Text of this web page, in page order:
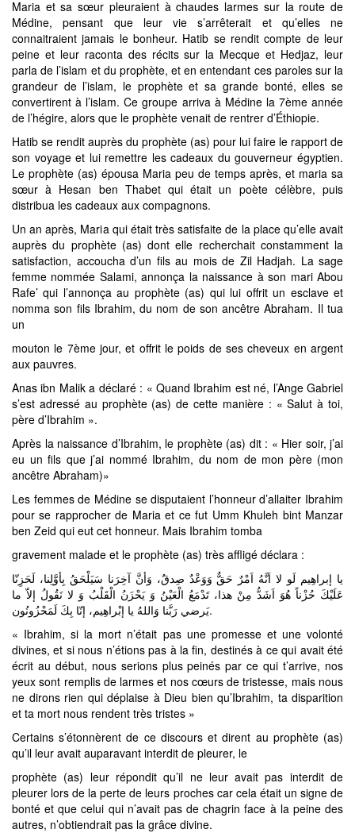
Maria et sa sœur pleuraient à chaudes larmes sur la route de
Médine, pensant que leur vie s’arrêterait et qu’elles ne
connaitraient jamais le bonheur. Hatib se rendit compte de leur
peine et leur raconta des récits sur la Mecque et Hedjaz, leur
parla de l’islam et du prophète, et en entendant ces paroles sur la
grandeur de l’islam, le prophète et sa grande bonté, elles se
convertirent à l’islam. Ce groupe arriva à Médine la 7ème année
de l’hégire, alors que le prophète venait de rentrer d’Éthiopie.
Hatib se rendit auprès du prophète (as) pour lui faire le rapport de
son voyage et lui remettre les cadeaux du gouverneur égyptien.
Le prophète (as) épousa Maria peu de temps après, et maria sa
sœur à Hesan ben Thabet qui était un poète célèbre, puis
distribua les cadeaux aux compagnons.
Un an après, Maria qui était très satisfaite de la place qu’elle avait
auprès du prophète (as) dont elle recherchait constamment la
satisfaction, accoucha d’un fils au mois de Zil Hadjah. La sage
femme nommée Salami, annonça la naissance à son mari Abou
Rafe’ qui l’annonça au prophète (as) qui lui offrit un esclave et
nomma son fils Ibrahim, du nom de son ancêtre Abraham. Il tua
un
mouton le 7ème jour, et offrit le poids de ses cheveux en argent
aux pauvres.
Anas ibn Malik a déclaré : « Quand Ibrahim est né, l’Ange Gabriel
s’est adressé au prophète (as) de cette manière : « Salut à toi,
père d’Ibrahim ».
Après la naissance d’Ibrahim, le prophète (as) dit : « Hier soir, j’ai
eu un fils que j’ai nommé Ibrahim, du nom de mon père (mon
ancêtre Abraham)»
Les femmes de Médine se disputaient l’honneur d’allaiter Ibrahim
pour se rapprocher de Maria et ce fut Umm Khuleh bint Manzar
ben Zeid qui eut cet honneur. Mais Ibrahim tomba
gravement malade et le prophète (as) très affligé déclara :
يا إبراهِيم لَو لا اَنَّهُ اَمْرٌ حَقٌّ وَوَعْدٌ صِدقٌ، وَأنَّ آخِرَنا سَيَلْحَقُ بِأوَّلِنا، لَحَزِنّا
عَلَيْكَ حُزْناً هُوَ اَشَدُّ مِنْ هذا، تَدْمَعُ الْعَيْنُ وَ يَحْزَنُ الْقَلْبُ وَ لا نَقُولُ إلاّ ما
يَرضي رَبَّنا وَاللهُ يا إبْراهِيم، إنّا بِكَ لَمَحْزُونُون.
« Ibrahim, si la mort n’était pas une promesse et une volonté
divines, et si nous n’étions pas à la fin, destinés à ce qui avait été
écrit au début, nous serions plus peinés par ce qui t’arrive, nos
yeux sont remplis de larmes et nos cœurs de tristesse, mais nous
ne dirons rien qui déplaise à Dieu bien qu’Ibrahim, ta disparition
et ta mort nous rendent très tristes »
Certains s’étonnèrent de ce discours et dirent au prophète (as)
qu’il leur avait auparavant interdit de pleurer, le
prophète (as) leur répondit qu’il ne leur avait pas interdit de
pleurer lors de la perte de leurs proches car cela était un signe de
bonté et que celui qui n’avait pas de chagrin face à la peine des
autres, n’obtiendrait pas la grâce divine.